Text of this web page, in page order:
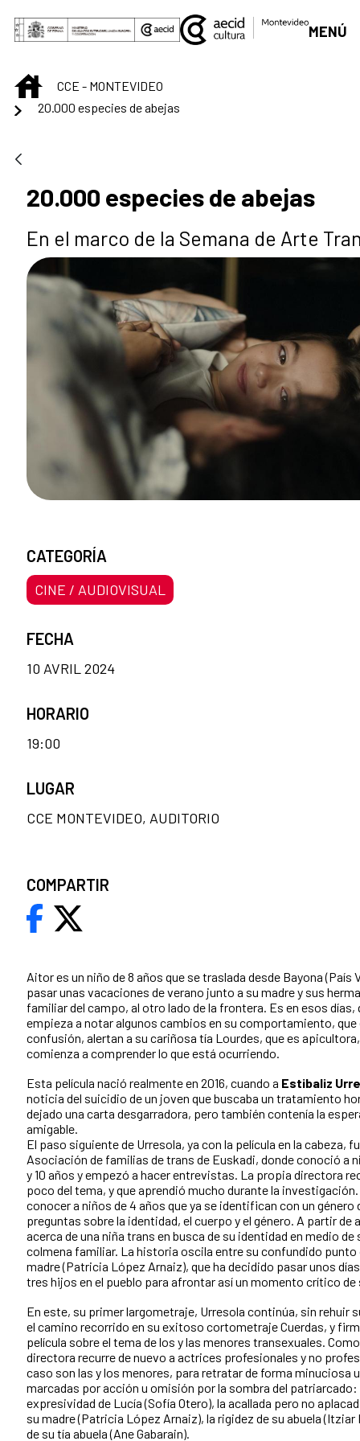
Saut au contenu principal
MENÚ
INICIOCCE - MONTEVIDEO
20.000 especies de abejas
20.000 especies de abejas
En el marco de la Semana de Arte
Aitor es un niño de 8 años que se traslada desde Bayona (País
pasar unas vacaciones de verano junto a su madre y sus
familiar del campo, al otro lado de la frontera. Es en esos días,
empieza a notar algunos cambios en su comportamiento, que
confusión, alertan a su cariñosa tía Lourdes, que es
comienza a comprender lo que está ocurriendo.
Esta película nació realmente en 2016, cuando a Estibaliz
noticia del suicidio de un joven que buscaba un tratamiento
dejado una carta desgarradora, pero también contenía la
amigable.
El paso siguiente de Urresola, ya con la película en la cabeza,
Asociación de familias de trans de Euskadi, donde conoció a
y 10 años y empezó a hacer entrevistas. La propia directora
poco del tema, y que aprendió mucho durante la
conocer a niños de 4 años que ya se identifican con un
preguntas sobre la identidad, el cuerpo y el género. A partir de
acerca de una niña trans en busca de su identidad en medio
colmena familiar. La historia oscila entre su confundido punto
madre (Patricia López Arnaiz), que ha decidido pasar unos
tres hijos en el pueblo para afrontar así un momento crítico de
En este, su primer largometraje, Urresola continúa, sin rehuir
el camino recorrido en su exitoso cortometraje Cuerdas, y
película sobre el tema de los y las menores transexuales.
directora recurre de nuevo a actrices profesionales y no
caso son las y los menores, para retratar de forma minuciosa
marcadas por acción u omisión por la sombra del
expresividad de Lucía (Sofía Otero), la acallada pero no
su madre (Patricia López Arnaiz), la rigidez de su abuela (Itziar
de su tía abuela (Ane Gabarain).
CATEGORÍA
CINE / AUDIOVISUAL
FECHA
10 AVRIL 2024
HORARIO
19:00
LUGAR
CCE MONTEVIDEO, AUDITORIO
COMPARTIR